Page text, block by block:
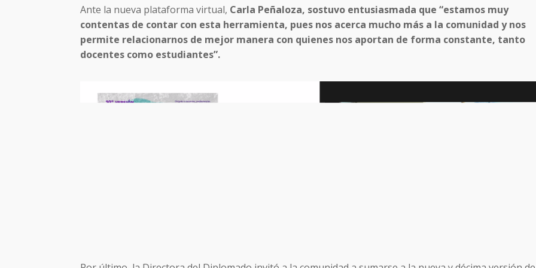
Ante la nueva plataforma virtual, Carla Peñaloza, sostuvo entusiasmada que “estamos muy
contentas de contar con esta herramienta, pues nos acerca mucho más a la comunidad y nos
permite relacionarnos de mejor manera con quienes nos aportan de forma constante, tanto
docentes como estudiantes”.